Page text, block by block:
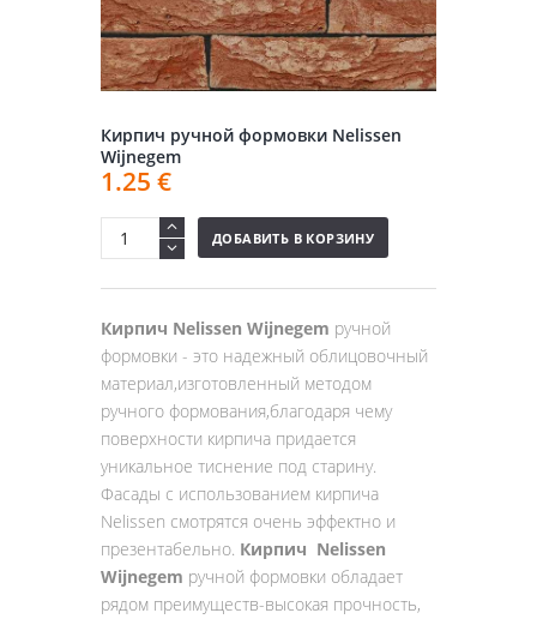
Кирпич ручной формовки Nelissen
Wijnegem
1.25 €
ДОБАВИТЬ В КОРЗИНУ
Кирпич Nelissen Wijnegem ручной
формовки - это надежный облицовочный
материал,изготовленный методом
ручного формования,благодаря чему
поверхности кирпича придается
уникальное тиснение под старину.
Фасады с использованием кирпича
Nelissen смотрятся очень эффектно и
презентабельно. Кирпич Nelissen
Wijnegem ручной формовки обладает
рядом преимуществ-высокая прочность,